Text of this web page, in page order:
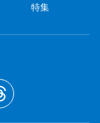
特集